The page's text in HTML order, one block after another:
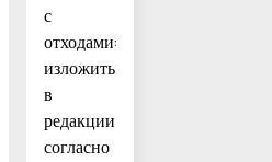
с
отходами»,
изложить
в
редакции
согласно